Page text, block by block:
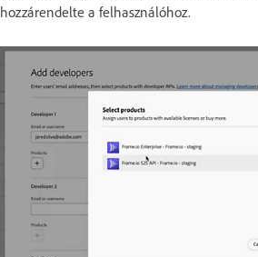
hozzárendelte a felhasználóhoz.